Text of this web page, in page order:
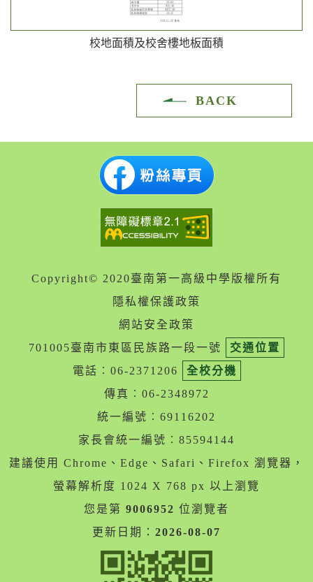
校地面積及校舍樓地板面積
BACK
Copyright© 2020臺南第一高級中學版權所有
隱私權保護政策
網站安全政策
701005臺南市東區民族路一段一號
交通位置
電話︰06-2371206
全校分機
傳真︰06-2348972
統一編號︰69116202
家長會統一編號︰85594144
建議使用 Chrome、Edge、Safari、Firefox 瀏覽器，
螢幕解析度 1024 X 768 px 以上瀏覽
您是第 9006952 位瀏覽者
更新日期： 2026-08-07